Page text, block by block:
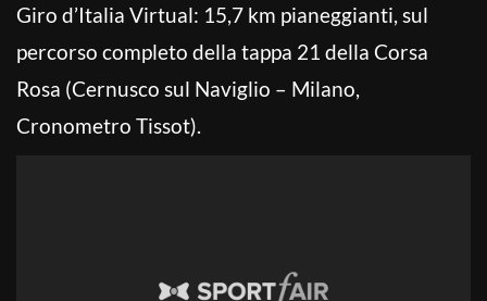
Giro d’Italia Virtual: 15,7 km pianeggianti, sul
percorso completo della tappa 21 della Corsa
Rosa (Cernusco sul Naviglio – Milano,
Cronometro Tissot).